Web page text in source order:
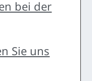
bei der
Sie uns